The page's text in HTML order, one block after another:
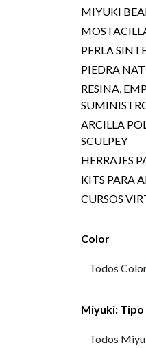
MIYUKI
PERLA
PIEDRA
RESINA,
ARCILLA
SCULPEY
HERRAJES
KITS PARA
CURSOS
Color
Miyuki: